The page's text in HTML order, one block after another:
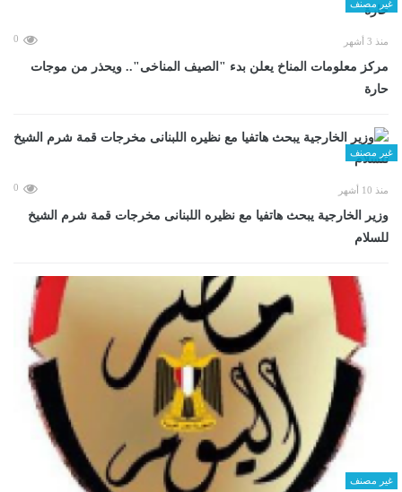
غير مصنف
منذ 3 أشهر 0
مركز معلومات المناخ يعلن بدء "الصيف المناخى".. ويحذر من موجات
حارة
غير مصنف
منذ 10 أشهر 0
وزير الخارجية يبحث هاتفيا مع نظيره اللبنانى مخرجات قمة شرم الشيخ
للسلام
غير مصنف